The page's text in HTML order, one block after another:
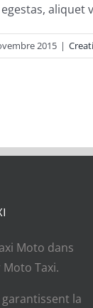
aliquet
2015 |
Moto dans
Taxi.
la